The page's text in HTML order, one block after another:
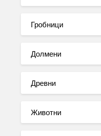
Гробници
Долмени
Древни
Животни